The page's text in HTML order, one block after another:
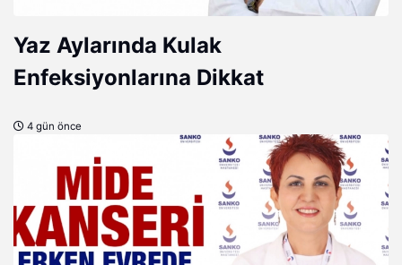
Yaz Aylarında Kulak
Enfeksiyonlarına Dikkat
4 gün önce